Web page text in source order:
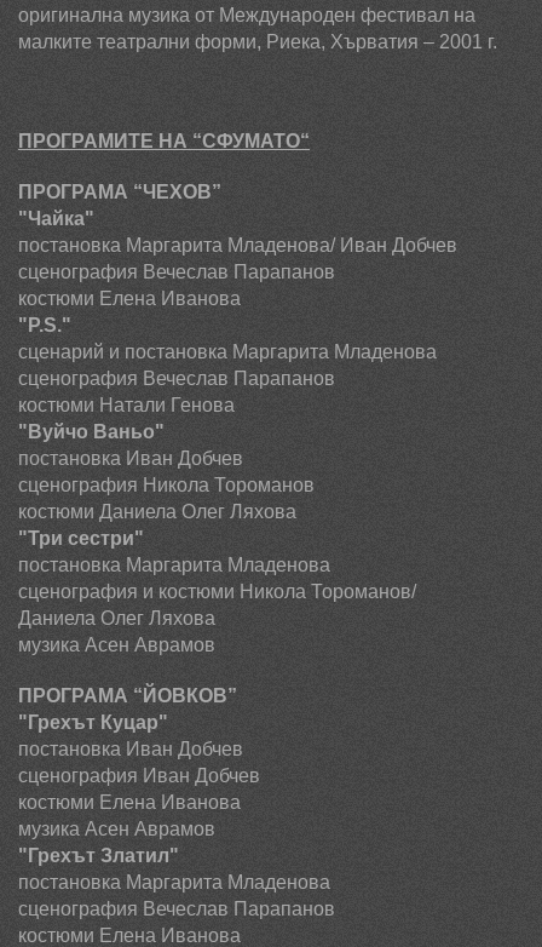
оригинална музика от Международен фестивал на
малките театрални форми, Риека, Хърватия – 2001 г.
ПРОГРАМИТЕ НА “СФУМАТО“
ПРОГРАМА “ЧЕХОВ”
"Чайка"
постановка Маргарита Младенова/ Иван Добчев
сценография Вечеслав Парапанов
костюми Елена Иванова
" P.S."
сценарий и постановка Маргарита Младенова
сценография Вечеслав Парапанов
костюми Натали Генова
"Вуйчо Ваньо"
постановка Иван Добчев
сценография Никола Тороманов
костюми Даниела Олег Ляхова
"Три сестри"
постановка Маргарита Младенова
сценография и костюми Никола Тороманов/
Даниела Олег Ляхова
музика Асен Аврамов
ПРОГРАМА “ЙОВКОВ”
"Грехът Куцар"
постановка Иван Добчев
сценография Иван Добчев
костюми Елена Иванова
музика Асен Аврамов
"Грехът Златил"
постановка Маргарита Младенова
сценография Вечеслав Парапанов
костюми Елена Иванова